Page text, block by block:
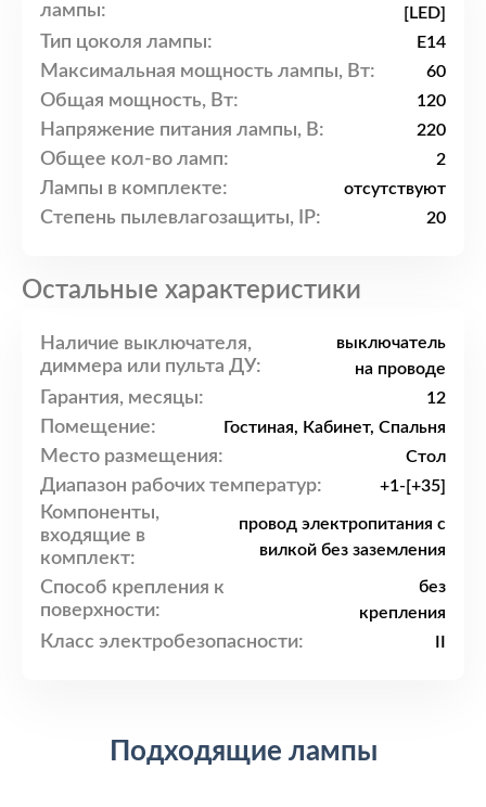
лампы: [LED]
Тип цоколя лампы: E14
Максимальная мощность лампы, Вт: 60
Общая мощность, Вт: 120
Напряжение питания лампы, В: 220
Общее кол-во ламп: 2
Лампы в комплекте: отсутствуют
Степень пылевлагозащиты, IP: 20
Остальные характеристики
Наличие выключателя,
диммера или пульта ДУ:
выключатель
на проводе
Гарантия, месяцы: 12
Помещение: Гостиная, Кабинет, Спальня
Место размещения: Стол
Диапазон рабочих температур: +1-[+35]
Компоненты,
входящие в
комплект:
провод электропитания с
вилкой без заземления
Способ крепления к
поверхности:
без
крепления
Класс электробезопасности:
Подходящие лампы